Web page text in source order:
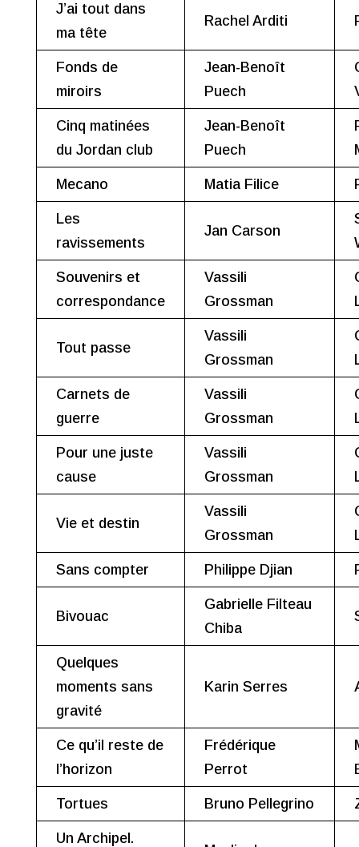
J’ai tout dans
ma tête
Rachel Arditi
Fonds de
miroirs
Jean-Benoît
Puech
Cinq matinées
du Jordan club
Jean-Benoît
Puech
Mecano Matia Filice
Les
ravissements
Jan Carson
Souvenirs et
correspondance
Vassili
Grossman
Tout passe
Vassili
Grossman
Carnets de
guerre
Vassili
Grossman
Pour une juste
cause
Vassili
Grossman
Vie et destin
Vassili
Grossman
Sans compter Philippe Djian
Bivouac
Gabrielle Filteau
Chiba
Quelques
moments sans
gravité
Karin Serres
Ce qu’il reste de
l’horizon
Frédérique
Perrot
Tortues Bruno Pellegrino
Un Archipel.